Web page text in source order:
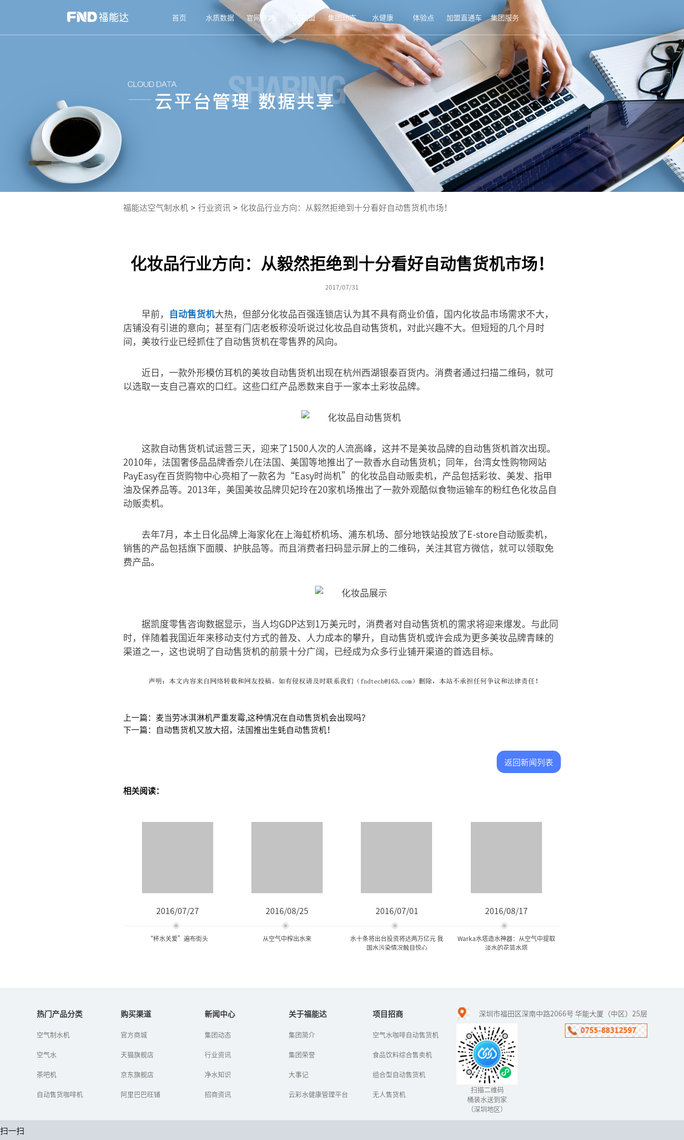
首页 水质数据 官网商城 招商加盟 集团动态 水健康 体验点 加盟直通车 集团服务
福能达空气制水机 > 行业资讯 > 化妆品行业方向：从毅然拒绝到十分看好自动售货机市场！
化妆品行业方向：从毅然拒绝到十分看好自动售货机市场！
2017/07/31
早前， 自动售货机大热，但部分化妆品百强连锁店认为其不具有商业价值，国内化妆品市场需求不大，
店铺没有引进的意向；甚至有门店老板称没听说过化妆品自动售货机，对此兴趣不大。但短短的几个月时
间，美妆行业已经抓住了自动售货机在零售界的风向。
近日，一款外形模仿耳机的美妆自动售货机出现在杭州西湖银泰百货内。消费者通过扫描二维码，就可
以选取一支自己喜欢的口红。这些口红产品悉数来自于一家本土彩妆品牌。
这款自动售货机试运营三天，迎来了1500人次的人流高峰，这并不是美妆品牌的自动售货机首次出现。
2010年，法国奢侈品品牌香奈儿在法国、美国等地推出了一款香水自动售货机；同年，台湾女性购物网站
PayEasy在百货购物中心亮相了一款名为“Easy时尚机”的化妆品自动贩卖机，产品包括彩妆、美发、指甲
油及保养品等。2013年，美国美妆品牌贝妃玲在20家机场推出了一款外观酷似食物运输车的粉红色化妆品自
动贩卖机。
去年7月，本土日化品牌上海家化在上海虹桥机场、浦东机场、部分地铁站投放了E-store自动贩卖机，
销售的产品包括旗下面膜、护肤品等。而且消费者扫码显示屏上的二维码，关注其官方微信，就可以领取免
费产品。
据凯度零售咨询数据显示，当人均GDP达到1万美元时，消费者对自动售货机的需求将迎来爆发。与此同
时，伴随着我国近年来移动支付方式的普及、人力成本的攀升，自动售货机或许会成为更多美妆品牌青睐的
渠道之一，这也说明了自动售货机的前景十分广阔，已经成为众多行业铺开渠道的首选目标。
上一篇：麦当劳冰淇淋机严重发霉,这种情况在自动售货机会出现吗？
下一篇：自动售货机又放大招，法国推出生蚝自动售货机！
返回新闻列表
相关阅读：
2016/07/27
“杯水关爱”遍布街头
前再次启动“杯水关
５户商家和市民加入队
上去暑解渴中药或...
2016/08/25
从空气中榨出水来
跑。水用完了，人类怎么
世界水日到来之时，对人
2016/07/01
水十条将出台投资将达两万亿元 我
国水污染情况触目惊心
水十条”的《水污染防治
得国务院常委会通过，有
2016/08/17
Warka水塔造水神器：从空气中提取
淡水的花篮水塔
一个名为WaterProject的
组织调查发现，在埃塞俄
比亚的东北部，人们每年
要花上约400亿个小时用于
寻找水源，而且找...
热门产品分类
空气制水机
空气水
茶吧机
自动售货咖啡机
购买渠道
官方商城
天猫旗舰店
京东旗舰店
阿里巴巴旺铺
新闻中心
集团动态
行业资讯
净水知识
招商资讯
关于福能达
集团简介
集团荣誉
大事记
云彩水健康管理平台
项目招商
空气水咖啡自动售货机
食品饮料综合售卖机
组合型自动售货机
无人售货机
深圳市福田区深南中路2066号 华能大厦（中区）25层
扫描二维码
桶装水送到家
（深圳地区）
扫一扫